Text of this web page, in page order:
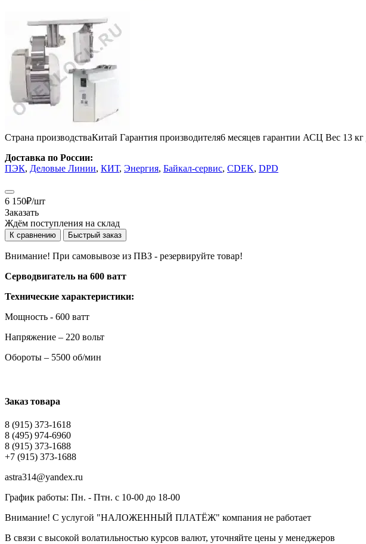
Страна производстваКитай Гарантия производителя6 месяцев гарантии АСЦ Вес 13 кг
Доставка по России:
ПЭК, Деловые Линии, КИТ, Энергия, Байкал-сервис, CDEK, DPD
6 150₽/шт
Заказать
Ждём поступления на склад
К сравнению Быстрый заказ
Внимание! При самовывозе из ПВЗ - резервируйте товар!
Серводвигатель на 600 ватт
Технические характеристики:
Мощность - 600 ватт
Напряжение – 220 вольт
Обороты – 5500 об/мин
Заказ товара
8 (915) 373-1618
8 (495) 974-6960
8 (915) 373-1688
+7 (915) 373-1688
astra314@yandex.ru
График работы: Пн. - Птн. с 10-00 до 18-00
Внимание! С услугой "НАЛОЖЕННЫЙ ПЛАТЁЖ" компания не работает
В связи с высокой волатильностью курсов валют, уточняйте цены у менеджеров